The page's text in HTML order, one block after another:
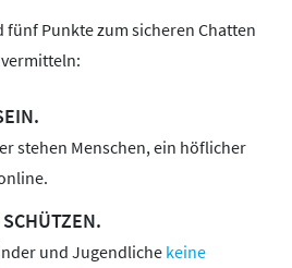
Punkte zum sicheren Chatten
stehen Menschen, ein höflicher
und Jugendliche keine